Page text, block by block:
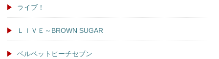
ライブ！
ＬＩＶＥ～BROWN SUGAR
ベルベットピーチセブン